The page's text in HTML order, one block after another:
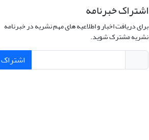
اشتراک خبرنامه
برای دریافت اخبار و اطلاعیه های مهم نشریه در خبرنامه
نشریه مشترک شوید.
اشتراک